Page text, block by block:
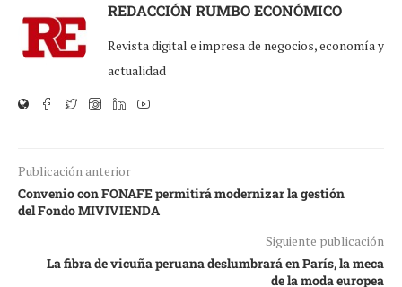
REDACCIÓN RUMBO ECONÓMICO
Revista digital e impresa de negocios, economía y
actualidad
Publicación anterior
Convenio con FONAFE permitirá modernizar la gestión
del Fondo MIVIVIENDA
Siguiente publicación
La fibra de vicuña peruana deslumbrará en París, la meca
de la moda europea